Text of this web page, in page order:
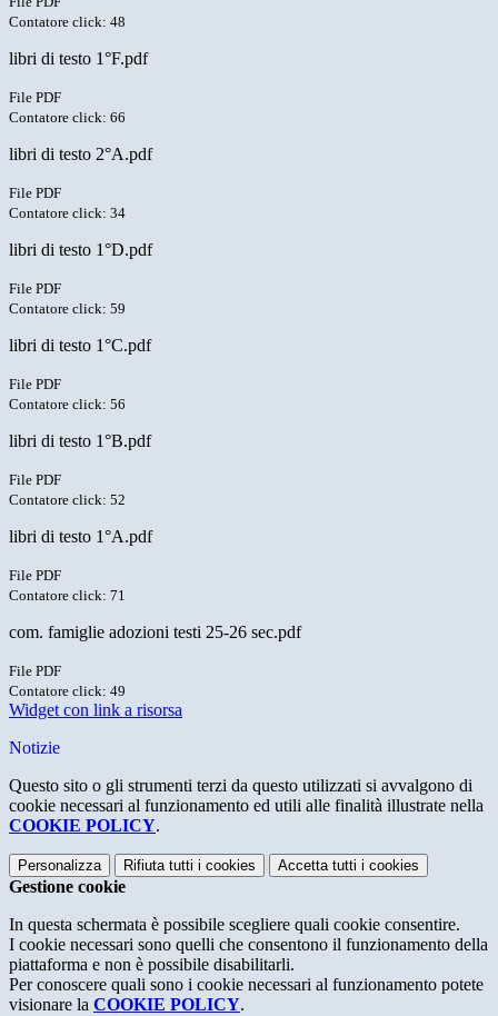
Contatore click: 48
libri di testo 1°F.pdf
File PDF
Contatore click: 66
libri di testo 2°A.pdf
File PDF
Contatore click: 34
libri di testo 1°D.pdf
File PDF
Contatore click: 59
libri di testo 1°C.pdf
File PDF
Contatore click: 56
libri di testo 1°B.pdf
File PDF
Contatore click: 52
libri di testo 1°A.pdf
File PDF
Contatore click: 71
com. famiglie adozioni testi 25-26 sec.pdf
File PDF
Contatore click: 49
Widget con link a risorsa
Notizie
Questo sito o gli strumenti terzi da questo utilizzati si avvalgono di
cookie necessari al funzionamento ed utili alle finalità illustrate nella
COOKIE POLICY.
Personalizza Rifiuta tutti i cookies Accetta tutti i cookies
Gestione cookie
In questa schermata è possibile scegliere quali cookie consentire.
I cookie necessari sono quelli che consentono il funzionamento della
piattaforma e non è possibile disabilitarli.
Per conoscere quali sono i cookie necessari al funzionamento potete
visionare la COOKIE POLICY.